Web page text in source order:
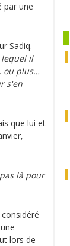
par une
Sadiq.
lequel il
ou plus…
s'en
que lui et
là pour
lors de